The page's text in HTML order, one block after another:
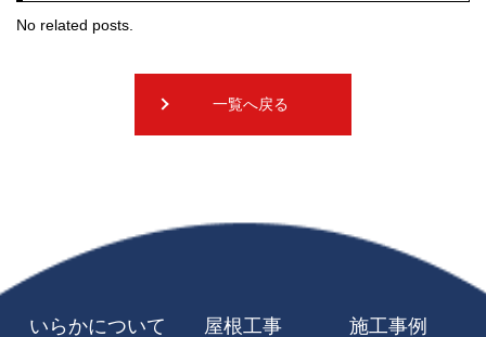
No related posts.
一覧へ戻る
いらかについて 屋根工事 施工事例